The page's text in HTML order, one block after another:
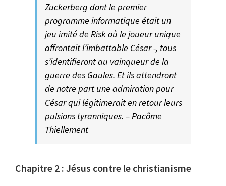
Zuckerberg dont le premier
programme informatique était un
jeu imité de Risk où le joueur unique
affrontait l’imbattable César -, tous
s’identifieront au vainqueur de la
guerre des Gaules. Et ils attendront
de notre part une admiration pour
César qui légitimerait en retour leurs
pulsions tyranniques. – Pacôme
Thiellement
Chapitre 2 : Jésus contre le christianisme